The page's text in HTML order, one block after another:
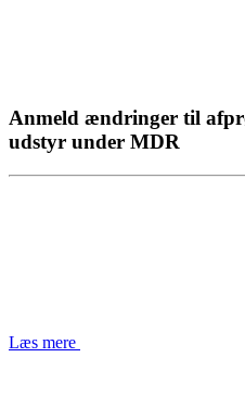
Anmeld ændringer til
udstyr under MDR
Læs mere